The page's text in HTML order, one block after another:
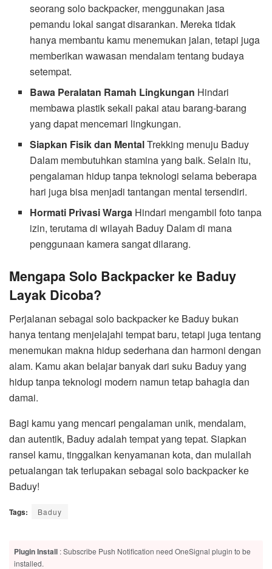
seorang solo backpacker, menggunakan jasa
pemandu lokal sangat disarankan. Mereka tidak
hanya membantu kamu menemukan jalan, tetapi juga
memberikan wawasan mendalam tentang budaya
setempat.
Bawa Peralatan Ramah Lingkungan Hindari
membawa plastik sekali pakai atau barang-barang
yang dapat mencemari lingkungan.
Siapkan Fisik dan MentalTrekking menuju Baduy
Dalam membutuhkan stamina yang baik. Selain itu,
pengalaman hidup tanpa teknologi selama beberapa
hari juga bisa menjadi tantangan mental tersendiri.
Hormati Privasi Warga Hindari mengambil foto tanpa
izin, terutama di wilayah Baduy Dalam di mana
penggunaan kamera sangat dilarang.
Mengapa Solo Backpacker ke Baduy
Layak Dicoba?
Perjalanan sebagai solo backpacker ke Baduy bukan
hanya tentang menjelajahi tempat baru, tetapi juga tentang
menemukan makna hidup sederhana dan harmoni dengan
alam. Kamu akan belajar banyak dari suku Baduy yang
hidup tanpa teknologi modern namun tetap bahagia dan
damai.
Bagi kamu yang mencari pengalaman unik, mendalam,
dan autentik, Baduy adalah tempat yang tepat. Siapkan
ransel kamu, tinggalkan kenyamanan kota, dan mulailah
petualangan tak terlupakan sebagai solo backpacker ke
Baduy!
Tags: Baduy
Plugin Install : Subscribe Push Notification need OneSignal plugin to be
installed.